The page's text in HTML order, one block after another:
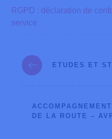
RGPD : déclaration de
service
ETUDES ET
DE LA ROUTE –